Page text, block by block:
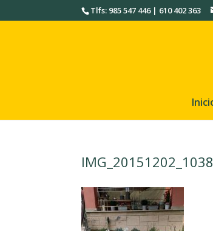
Tlfs: 985 547 446 | 610 402 363